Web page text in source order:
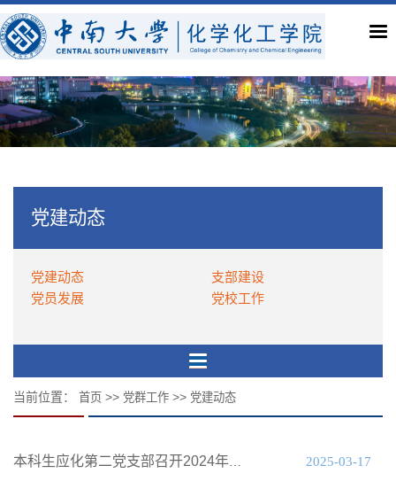
党建动态
党建动态
支部建设
党员发展
党校工作
当前位置： 首页 >> 党群工作 >> 党建动态
2025-03-17